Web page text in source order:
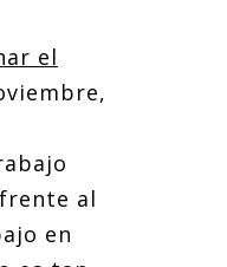
el
al
en